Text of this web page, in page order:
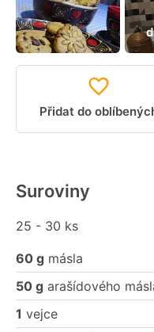
Přidat do
Suroviny
25 - 30 ks
60 g másla
50 g arašídového
1 vejce